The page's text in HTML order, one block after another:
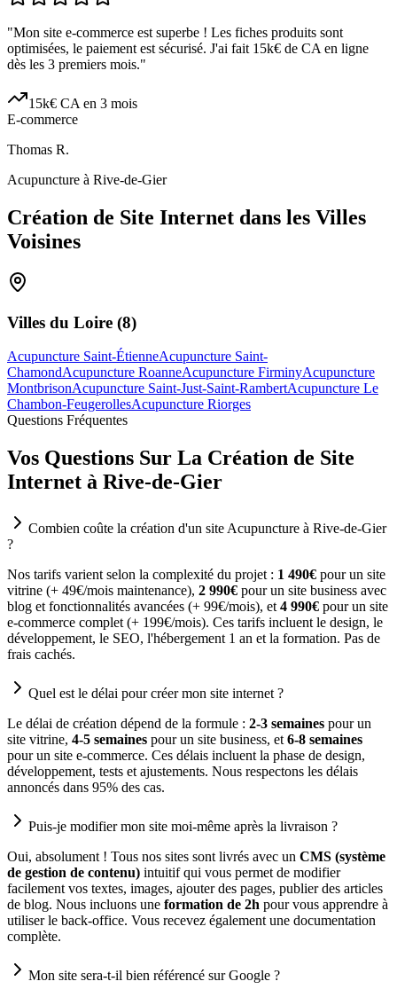
"Mon site e-commerce est superbe ! Les fiches produits sont
optimisées, le paiement est sécurisé. J'ai fait 15k€ de CA en ligne
dès les 3 premiers mois."
15k€ CA en 3 mois
E-commerce
Thomas R.
Acupuncture à Rive-de-Gier
Création de Site Internet dans les Villes
Voisines
Villes du Loire (8)
Acupuncture Saint-ÉtienneAcupuncture Saint-
ChamondAcupuncture RoanneAcupuncture FirminyAcupuncture
MontbrisonAcupuncture Saint-Just-Saint-RambertAcupuncture Le
Chambon-FeugerollesAcupuncture Riorges
Questions Fréquentes
Vos Questions Sur La Création de Site
Internet à Rive-de-Gier
Combien coûte la création d'un site Acupuncture à Rive-de-Gier
?
Nos tarifs varient selon la complexité du projet : 1 490€ pour un site
vitrine (+ 49€/mois maintenance), 2 990€ pour un site business avec
blog et fonctionnalités avancées (+ 99€/mois), et 4 990€ pour un site
e-commerce complet (+ 199€/mois). Ces tarifs incluent le design, le
développement, le SEO, l'hébergement 1 an et la formation. Pas de
frais cachés.
Quel est le délai pour créer mon site internet ?
Le délai de création dépend de la formule : 2-3 semaines pour un
site vitrine, 4-5 semaines pour un site business, et 6-8 semaines
pour un site e-commerce. Ces délais incluent la phase de design,
développement, tests et ajustements. Nous respectons les délais
annoncés dans 95% des cas.
Puis-je modifier mon site moi-même après la livraison ?
Oui, absolument ! Tous nos sites sont livrés avec un CMS (système
de gestion de contenu) intuitif qui vous permet de modifier
facilement vos textes, images, ajouter des pages, publier des articles
de blog. Nous incluons une formation de 2h pour vous apprendre à
utiliser le back-office. Vous recevez également une documentation
complète.
Mon site sera-t-il bien référencé sur Google ?